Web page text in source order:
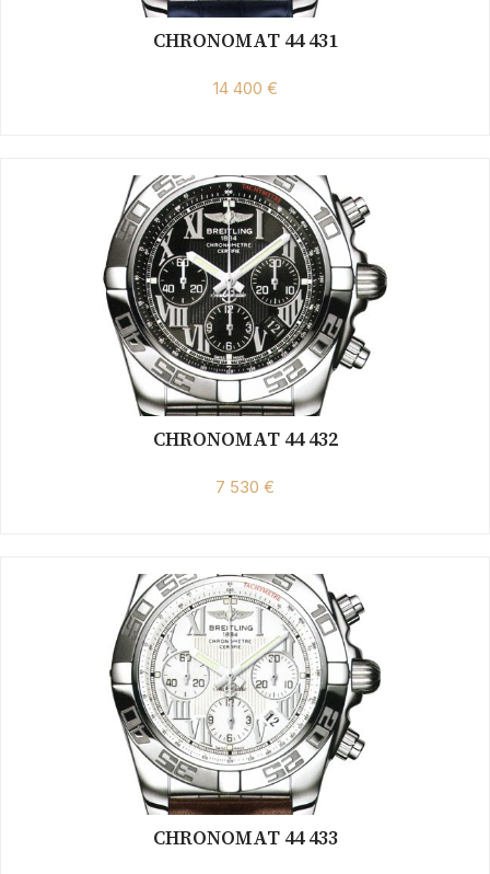
CHRONOMAT 44 431
14 400 €
CHRONOMAT 44 432
7 530 €
CHRONOMAT 44 433